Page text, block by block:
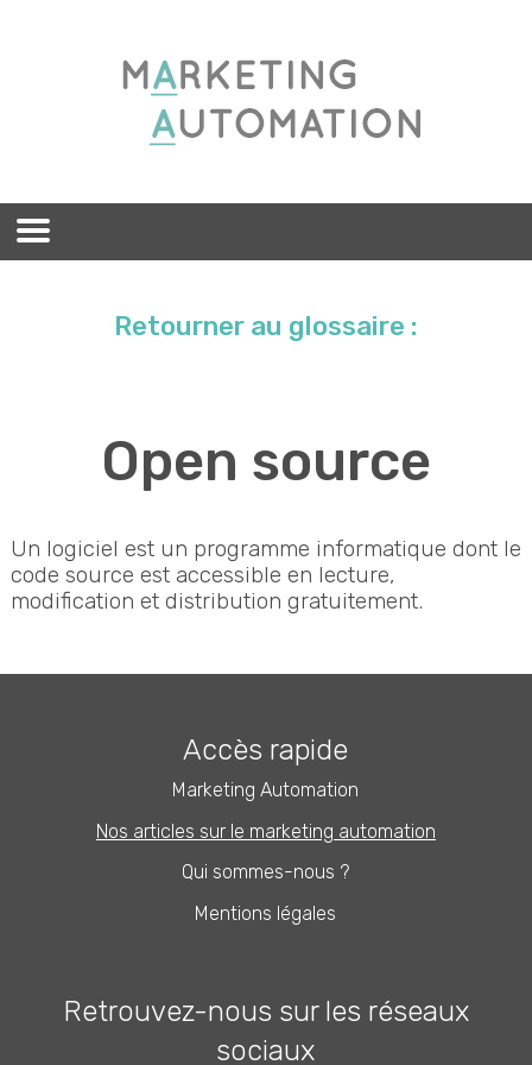
Retourner au glossaire :
Open source
Un logiciel est un programme informatique dont le
code source est accessible en lecture,
modification et distribution gratuitement.
Accès rapide
Marketing Automation
Nos articles sur le marketing automation
Qui sommes-nous ?
Mentions légales
Retrouvez-nous sur les réseaux
sociaux